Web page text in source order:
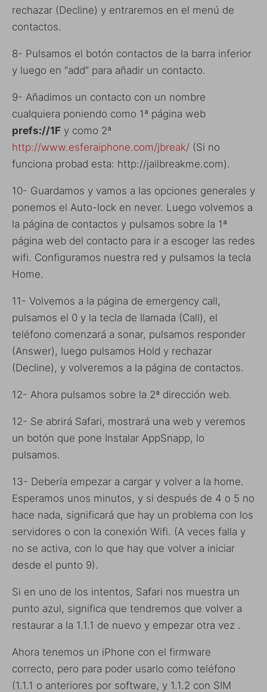
rechazar (Decline) y entraremos en el menú de
contactos.
8- Pulsamos el botón contactos de la barra inferior
y luego en “add” para añadir un contacto.
9- Añadimos un contacto con un nombre
cualquiera poniendo como 1ª página web
prefs://1F y como 2ª
http://www.esferaiphone.com/jbreak/ (Si no
funciona probad esta: http://jailbreakme.com).
10- Guardamos y vamos a las opciones generales y
ponemos el Auto-lock en never. Luego volvemos a
la página de contactos y pulsamos sobre la 1ª
página web del contacto para ir a escoger las redes
wifi. Configuramos nuestra red y pulsamos la tecla
Home.
11- Volvemos a la página de emergency call,
pulsamos el 0 y la tecla de llamada (Call), el
teléfono comenzará a sonar, pulsamos responder
(Answer), luego pulsamos Hold y rechazar
(Decline), y volveremos a la página de contactos.
12- Ahora pulsamos sobre la 2ª dirección web.
12- Se abrirá Safari, mostrará una web y veremos
un botón que pone Instalar AppSnapp, lo
pulsamos.
13- Debería empezar a cargar y volver a la home.
Esperamos unos minutos, y si después de 4 o 5 no
hace nada, significará que hay un problema con los
servidores o con la conexión Wifi. (A veces falla y
no se activa, con lo que hay que volver a iniciar
desde el punto 9).
Si en uno de los intentos, Safari nos muestra un
punto azul, significa que tendremos que volver a
restaurar a la 1.1.1 de nuevo y empezar otra vez .
Ahora tenemos un iPhone con el firmware
correcto, pero para poder usarlo como teléfono
(1.1.1 o anteriores por software, y 1.1.2 con SIM